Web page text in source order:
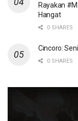
Rayakan
Hangat
0 SHARES
Cincoro:
0 SHARES